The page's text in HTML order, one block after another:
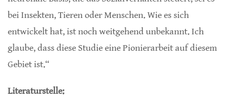
bei Insekten, Tieren oder Menschen. Wie es sich
entwickelt hat, ist noch weitgehend unbekannt. Ich
glaube, dass diese Studie eine Pionierarbeit auf diesem
Gebiet ist.“
Literaturstelle: